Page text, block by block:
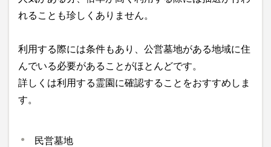
れることも珍しくありません。
利用する際には条件もあり、公営墓地がある地域に住
んでいる必要があることがほとんどです。
詳しくは利用する霊園に確認することをおすすめしま
す。
民営墓地